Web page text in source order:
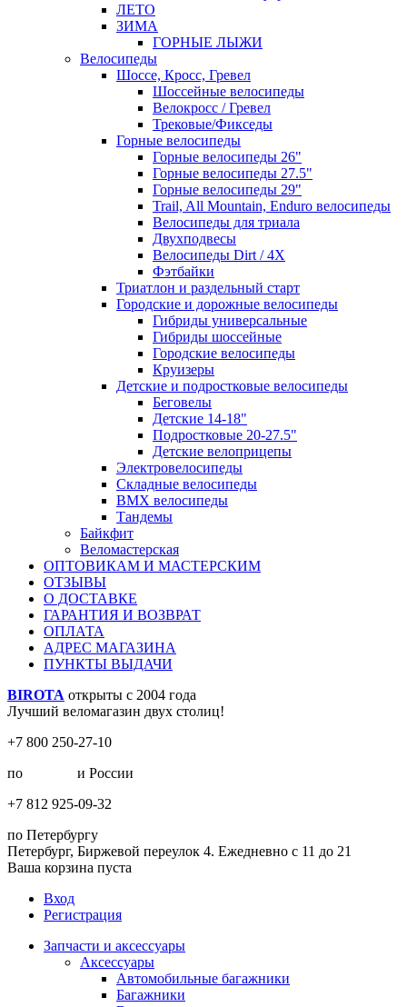
ЛЕТО
ЗИМА
ГОРНЫЕ ЛЫЖИ
Велосипеды
Шоссе, Кросс, Гревел
Шоссейные велосипеды
Велокросс / Гревел
Трековые/Фикседы
Горные велосипеды
Горные велосипеды 26"
Горные велосипеды 27.5"
Горные велосипеды 29"
Trail, All Mountain, Enduro велосипеды
Велосипеды для триала
Двухподвесы
Велосипеды Dirt / 4X
Фэтбайки
Триатлон и раздельный старт
Городские и дорожные велосипеды
Гибриды универсальные
Гибриды шоссейные
Городские велосипеды
Круизеры
Детские и подростковые велосипеды
Беговелы
Детские 14-18"
Подростковые 20-27.5"
Детские велоприцепы
Электровелосипеды
Складные велосипеды
BMX велосипеды
Тандемы
Байкфит
Веломастерская
ОПТОВИКАМ И МАСТЕРСКИМ
ОТЗЫВЫ
О ДОСТАВКЕ
ГАРАНТИЯ И ВОЗВРАТ
ОПЛАТА
АДРЕС МАГАЗИНА
ПУНКТЫ ВЫДАЧИ
BIROTA открыты с 2004 года
Лучший веломагазин двух столиц!
+7 800 250-27-10
по
и России
+7 812 925-09-32
по Петербургу
Петербург, Биржевой переулок 4. Ежедневно с 11 до 21
Ваша корзина пуста
Вход
Регистрация
Запчасти и аксессуары
Аксессуары
Автомобильные багажники
Багажники